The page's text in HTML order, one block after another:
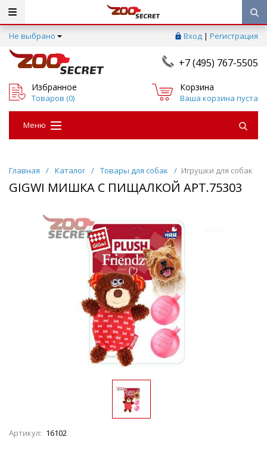
Не выбрано Вход | Регистрация
+7 (495) 767-5505
Избранное
Товаров (0)
Корзина
Ваша корзина пуста
Меню
Главная / Каталог / Товары для собак / Игрушки для собак
GIGWI МИШКА С ПИЩАЛКОЙ АРТ.75303
Артикул: 16102